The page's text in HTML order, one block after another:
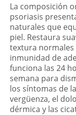
La composición
psoriasis
naturales que
piel. Restaura
textura normales
inmunidad de
funciona las 24
semana para
los síntomas de
vergüenza, el
dérmica y las